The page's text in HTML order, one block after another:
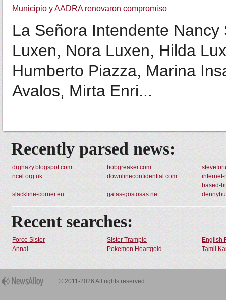
Municipio y AADRA renovaron compromiso
La Señora Intendente
Luxen, Nora Luxen, Hilda
Humberto Piazza, Marina
Avalos, Mirta Enri...
Recently parsed news:
drghazy.blogspot.com bobgreaker.com
ncel.org.uk
downlineconfidential.com
based-
slackline-corner.eu
gatas-gostosas.net
Recent searches:
Force Sister Sister Trample
English
Annal
Pokemon Heartgold Tamil
© 2011-2026 All rights reserved.